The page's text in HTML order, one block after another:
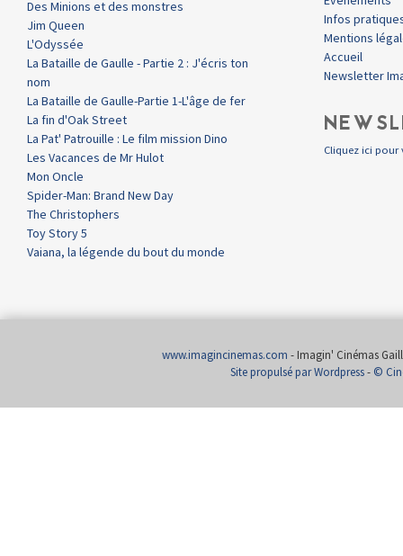
Des Minions et des monstres
Jim Queen
L'Odyssée
La Bataille de Gaulle - Partie 2 : J'écris ton
nom
La Bataille de Gaulle-Partie 1-L'âge de fer
La fin d'Oak Street
La Pat' Patrouille : Le film mission Dino
Les Vacances de Mr Hulot
Mon Oncle
Spider-Man: Brand New Day
The Christophers
Toy Story 5
Vaiana, la légende du bout du monde
Infos
Mentions
Accueil
Newsletter
Cliquez ici pour
www.imagincinemas.com - Imagin' Cinémas
Site propulsé par Wordpress- ©